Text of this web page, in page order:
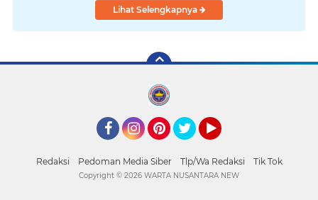
Lihat Selengkapnya
Redaksi Pedoman Media Siber Tlp/Wa Redaksi Tik Tok
Copyright © 2026 WARTA NUSANTARA NEW